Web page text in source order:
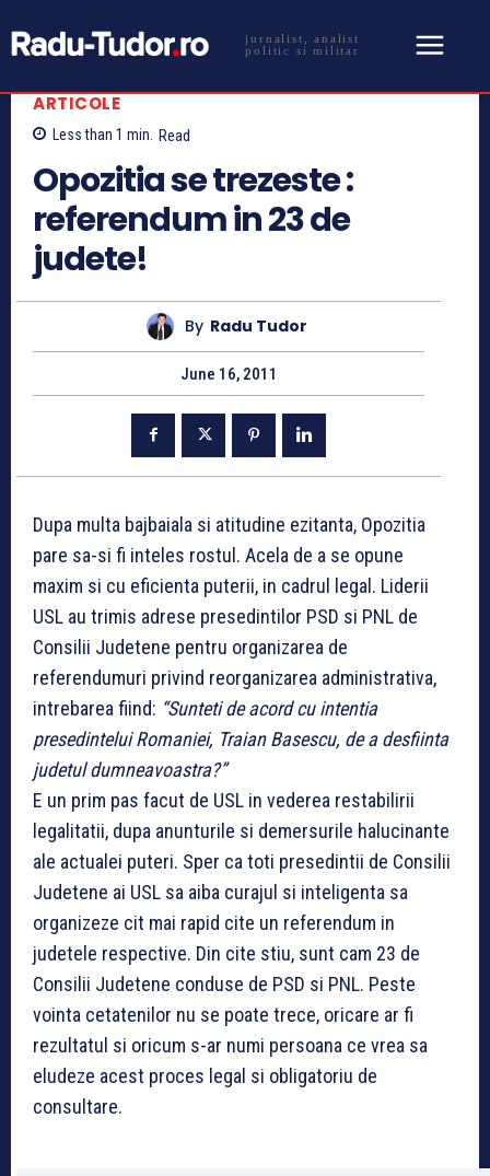
jurnalist, analist
politic si militar
ARTICOLE
Less than 1 min. Read
Opozitia se trezeste :
referendum in 23 de
judete!
By Radu Tudor
June 16, 2011
Dupa multa bajbaiala si atitudine ezitanta, Opozitia
pare sa-si fi inteles rostul. Acela de a se opune
maxim si cu eficienta puterii, in cadrul legal. Liderii
USL au trimis adrese presedintilor PSD si PNL de
Consilii Judetene pentru organizarea de
referendumuri privind reorganizarea administrativa,
intrebarea fiind: “Sunteti de acord cu intentia
presedintelui Romaniei, Traian Basescu, de a desfiinta
judetul dumneavoastra?”
E un prim pas facut de USL in vederea restabilirii
legalitatii, dupa anunturile si demersurile halucinante
ale actualei puteri. Sper ca toti presedintii de Consilii
Judetene ai USL sa aiba curajul si inteligenta sa
organizeze cit mai rapid cite un referendum in
judetele respective. Din cite stiu, sunt cam 23 de
Consilii Judetene conduse de PSD si PNL. Peste
vointa cetatenilor nu se poate trece, oricare ar fi
rezultatul si oricum s-ar numi persoana ce vrea sa
eludeze acest proces legal si obligatoriu de
consultare.